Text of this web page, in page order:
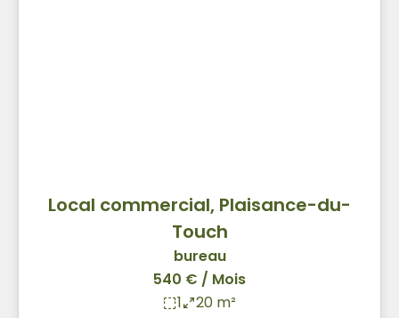
Local commercial, Plaisance-du-
Touch
bureau
540 € / Mois
1
20 m²